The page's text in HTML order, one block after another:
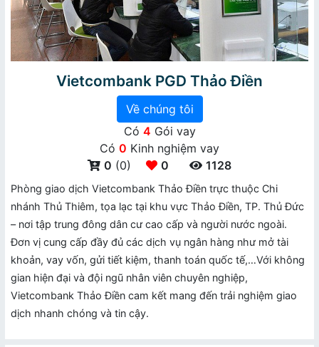
Vietcombank PGD Thảo Điền
Về chúng tôi
Có 4 Gói vay
Có 0 Kinh nghiệm vay
0 (0) 0 1128
Phòng giao dịch Vietcombank Thảo Điền trực thuộc Chi
nhánh Thủ Thiêm, tọa lạc tại khu vực Thảo Điền, TP. Thủ Đức
– nơi tập trung đông dân cư cao cấp và người nước ngoài.
Đơn vị cung cấp đầy đủ các dịch vụ ngân hàng như mở tài
khoản, vay vốn, gửi tiết kiệm, thanh toán quốc tế,…Với không
gian hiện đại và đội ngũ nhân viên chuyên nghiệp,
Vietcombank Thảo Điền cam kết mang đến trải nghiệm giao
dịch nhanh chóng và tin cậy.